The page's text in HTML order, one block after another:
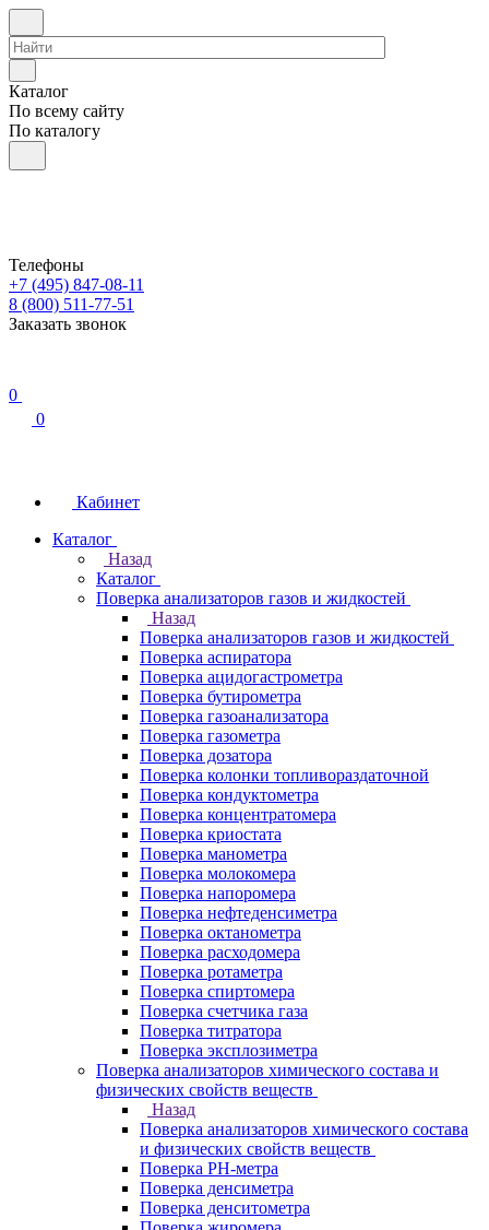
Каталог
По всему сайту
По каталогу
Телефоны
+7 (495) 847-08-11
8 (800) 511-77-51
Заказать звонок
0
0
Кабинет
Каталог
Назад
Каталог
Поверка анализаторов газов и жидкостей
Назад
Поверка анализаторов газов и жидкостей
Поверка аспиратора
Поверка ацидогастрометра
Поверка бутирометра
Поверка газоанализатора
Поверка газометра
Поверка дозатора
Поверка колонки топливораздаточной
Поверка кондуктометра
Поверка концентратомера
Поверка криостата
Поверка манометра
Поверка молокомера
Поверка напоромера
Поверка нефтеденсиметра
Поверка октанометра
Поверка расходомера
Поверка ротаметра
Поверка спиртомера
Поверка счетчика газа
Поверка титратора
Поверка эксплозиметра
Поверка анализаторов химического состава и
физических свойств веществ
Назад
Поверка анализаторов химического состава
и физических свойств веществ
Поверка PH-метра
Поверка денсиметра
Поверка денситометра